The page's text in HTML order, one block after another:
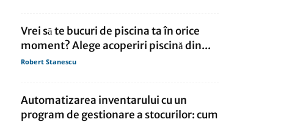
Vrei să te bucuri de piscina ta în orice
moment? Alege acoperiri piscină din...
Robert Stanescu
Automatizarea inventarului cu un
program de gestionare a stocurilor: cum